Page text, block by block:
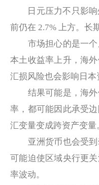
日元压力不只影响外
前仍在 2.7% 上方。长
市场担心的是一个
本土收益率上升，海
汇损风险也会影响日本
结果可能是，海外
率，都可能因此承受
汇变量变成跨资产变量
亚洲货币也会受到
可能迫使区域央行更
率波动。